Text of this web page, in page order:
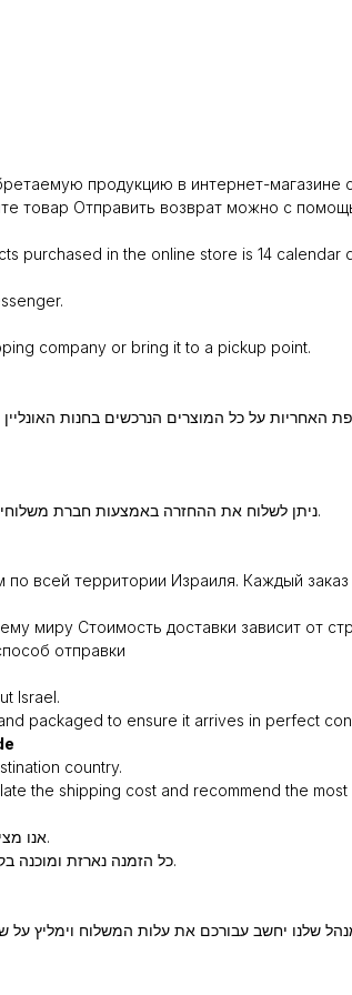
продукцию в интернет-магазине
товар Отправить возврат можно с
purchased in the online store is 14 calendar
company or bring it to a pickup point.
ניתן לשלוח את ההחזרה באמצעות חברת משלוחים או להביא באופן אישי לנקודת איסוף.
всей территории Израиля. Каждый
миру Стоимость доставки зависит от
отправки
Israel.
packaged to ensure it arrives in perfect
country.
the shipping cost and recommend the
אנו מציעים משלוח עד הבית בכל רחבי ישראל.
כל הזמנה נארזת ומוכנה בקפידה כדי שתגיע אליכם במצב מושלם.